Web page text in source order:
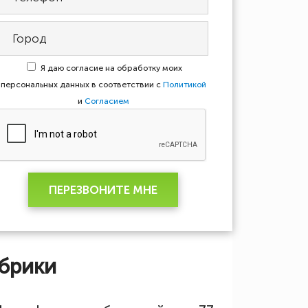
Я даю согласие на обработку моих
персональных данных в соответствии с Политикой
и Согласием
ПЕРЕЗВОНИТЕ МНЕ